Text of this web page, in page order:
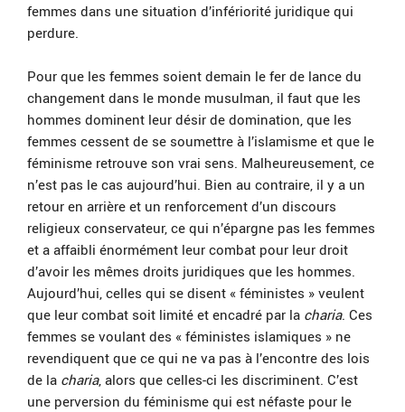
femmes dans une situation d’infériorité juridique qui
perdure.
Pour que les femmes soient demain le fer de lance du
changement dans le monde musulman, il faut que les
hommes dominent leur désir de domination, que les
femmes cessent de se soumettre à l’islamisme et que le
féminisme retrouve son vrai sens. Malheureusement, ce
n’est pas le cas aujourd’hui. Bien au contraire, il y a un
retour en arrière et un renforcement d’un discours
religieux conservateur, ce qui n’épargne pas les femmes
et a affaibli énormément leur combat pour leur droit
d’avoir les mêmes droits juridiques que les hommes.
Aujourd’hui, celles qui se disent « féministes » veulent
que leur combat soit limité et encadré par la charia. Ces
femmes se voulant des « féministes islamiques » ne
revendiquent que ce qui ne va pas à l’encontre des lois
de la charia, alors que celles-ci les discriminent. C’est
une perversion du féminisme qui est néfaste pour le